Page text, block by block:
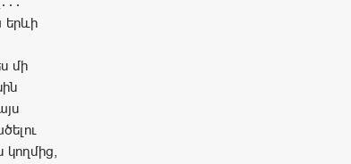
երևի
մի
կողմից,